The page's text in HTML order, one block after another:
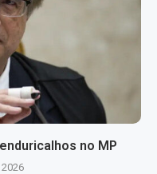
no MP